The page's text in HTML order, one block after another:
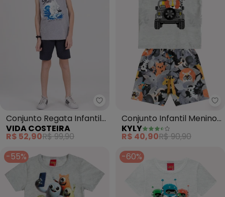
Vida Costeira - Conjunto
Conjunto Regata Infantil
Summer Surf (Mescla)
VIDA COSTEIRA
R$ 52,90R$ 99,90
Conjunto Infantil Menino
Bichinhos (Cinza)
KYLY
R$ 40,90R$ 90,90
-55%
-60%